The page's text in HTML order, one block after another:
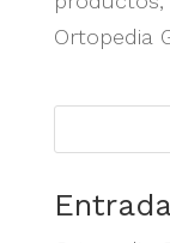
Ortopedia